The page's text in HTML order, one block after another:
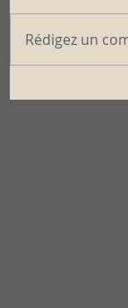
Rédigez un